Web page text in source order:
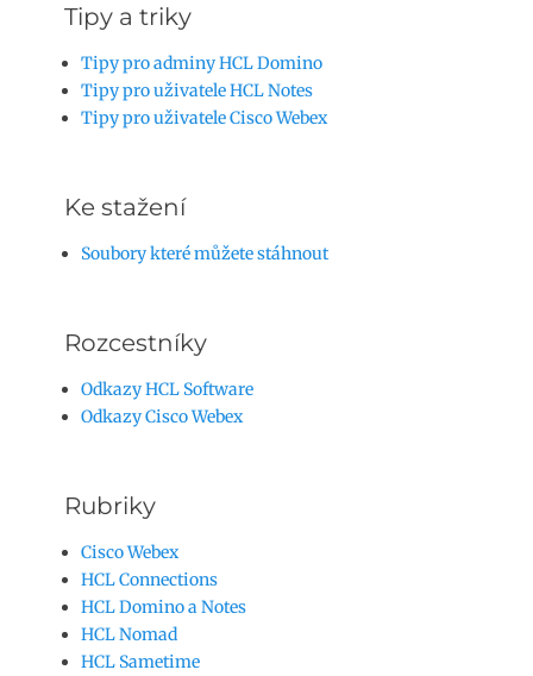
Tipy a triky
Tipy pro adminy HCL Domino
Tipy pro uživatele HCL Notes
Tipy pro uživatele Cisco Webex
Ke stažení
Soubory které můžete stáhnout
Rozcestníky
Odkazy HCL Software
Odkazy Cisco Webex
Rubriky
Cisco Webex
HCL Connections
HCL Domino a Notes
HCL Nomad
HCL Sametime